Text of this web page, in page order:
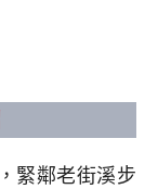
緊鄰老街溪步